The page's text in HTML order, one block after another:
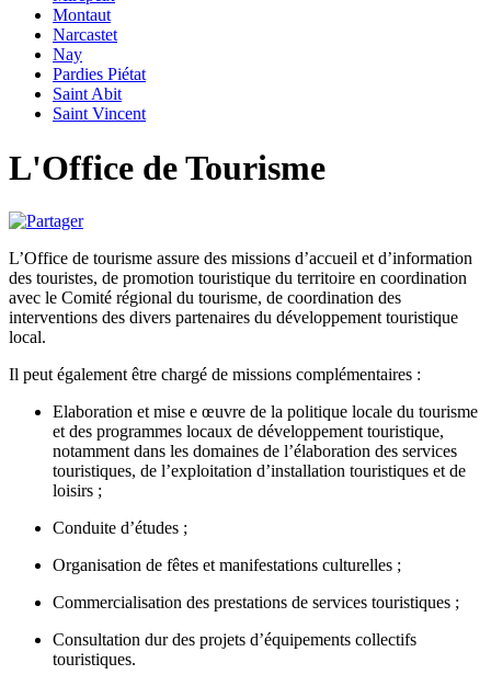
Montaut
Narcastet
Nay
Pardies Piétat
Saint Abit
Saint Vincent
L'Office de Tourisme
L’Office de tourisme assure des missions d’accueil et d’information
des touristes, de promotion touristique du territoire en coordination
avec le Comité régional du tourisme, de coordination des
interventions des divers partenaires du développement touristique
local.
Il peut également être chargé de missions complémentaires :
Elaboration et mise e œuvre de la politique locale du tourisme
et des programmes locaux de développement touristique,
notamment dans les domaines de l’élaboration des services
touristiques, de l’exploitation d’installation touristiques et de
loisirs ;
Conduite d’études ;
Organisation de fêtes et manifestations culturelles ;
Commercialisation des prestations de services touristiques ;
Consultation dur des projets d’équipements collectifs
touristiques.